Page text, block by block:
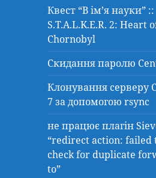
Квест “В ім’я науки” ::
S.T.A.L.K.E.R. 2: Heart
Chornobyl
Скидання паролю
Клонування серверу
7 за допомогою rsync
не працює плагін
“redirect action: failed
check for duplicate
to”